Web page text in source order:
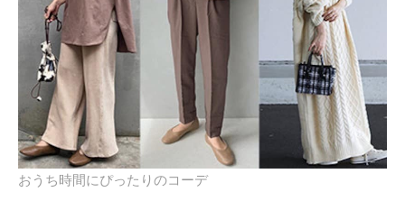
おうち時間にぴったりのコーデ